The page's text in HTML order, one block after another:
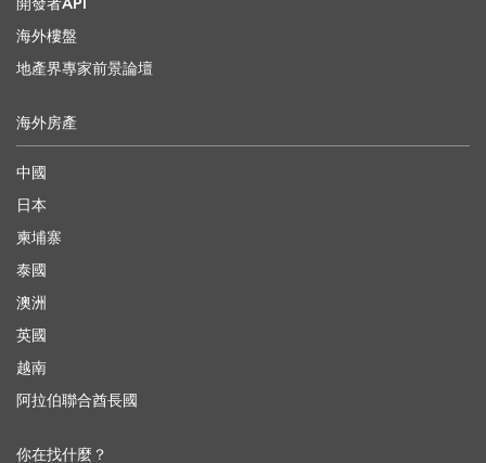
海外樓盤
地產界專家前景論壇
海外房產
中國
日本
柬埔寨
泰國
澳洲
英國
越南
阿拉伯聯合酋長國
你在找什麼？